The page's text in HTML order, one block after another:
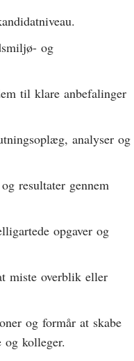
og
til klare anbefalinger
analyser og
resultater gennem
opgaver og
miste overblik eller
og formår at skabe
kolleger.